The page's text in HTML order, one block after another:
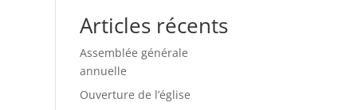
Articles récents
Assemblée générale
annuelle
Ouverture de l’église